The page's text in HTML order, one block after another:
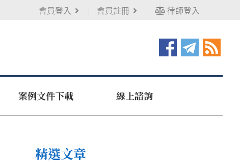
會員登入 會員註冊 律師登入
案例文件下載 線上諮詢
精選文章